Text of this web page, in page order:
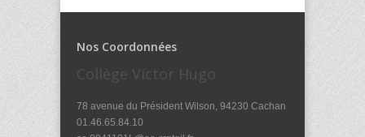
Nos Coordonnées
Collège Victor Hugo
78 avenue du Président Wilson, 94230 Cachan
01.46.65.84.10